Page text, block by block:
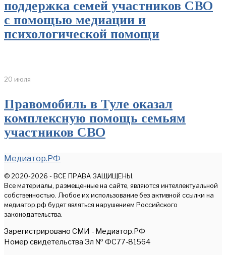
поддержка семей участников СВО
с помощью медиации и
психологической помощи
20 июля
Правомобиль в Туле оказал
комплексную помощь семьям
участников СВО
Медиатор.РФ
© 2020-2026 - ВСЕ ПРАВА ЗАЩИЩЕНЫ.
Все материалы, размещенные на сайте, являются интеллектуальной
собственностью. Любое их использование без активной ссылки на
медиатор.рф будет являться нарушением Российского
законодательства.
Зарегистрировано СМИ - Медиатор.РФ
Номер свидетельства Эл № ФС77-81564